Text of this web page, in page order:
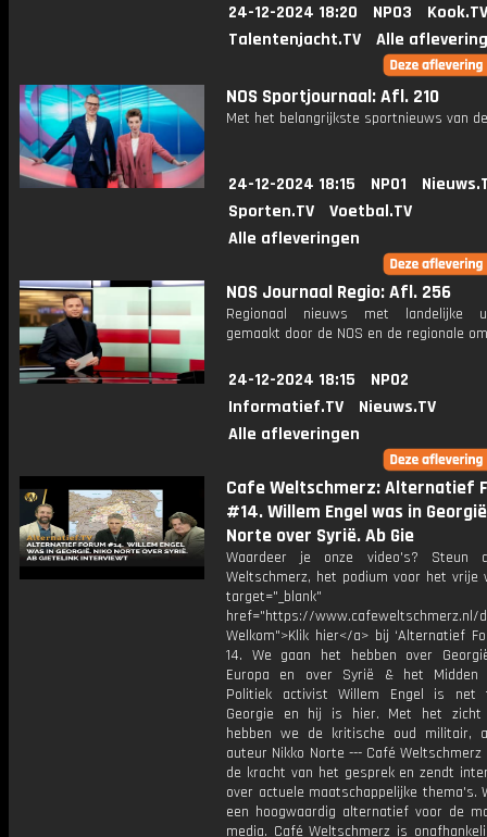
24-12-2024 18:20 NPO3
Kook.TV
Talentenjacht.TV
Alle
NOS Sportjournaal: Afl. 210
Met het belangrijkste sportnieuws van
24-12-2024 18:15 NPO1
Sporten.TV
Voetbal.TV
Alle afleveringen
NOS Journaal Regio: Afl. 256
Regionaal nieuws met landelijke
gemaakt door de NOS en de regionale
24-12-2024 18:15
NPO2
Informatief.TV
Nieuws.TV
Alle afleveringen
Cafe Weltschmerz: Alternatief
#14. Willem Engel was in
Norte over Syrië. Ab Gie
Waardeer je onze video's? Steun
Weltschmerz, het podium voor het vrije
target="_blank"
href="https://www.cafeweltschmerz.nl/
Welkom">Klik hier</a> bij ‘Alternatief
14. We gaan het hebben over
Europa en over Syrië & het Midden
Politiek activist Willem Engel is net
Georgie en hij is hier. Met het zicht
hebben we de kritische oud militair,
auteur Nikko Norte --- Café
de kracht van het gesprek en zendt
over actuele maatschappelijke thema's.
een hoogwaardig alternatief voor de
media. Café Weltschmerz is